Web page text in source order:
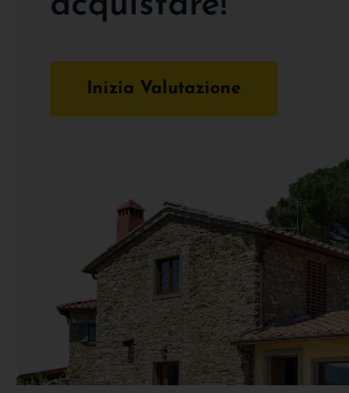
Inizia Valutazione